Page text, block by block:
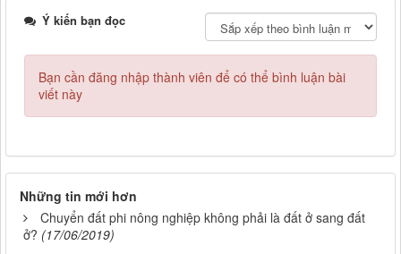
Ý kiến bạn đọc
Bạn cần đăng nhập thành viên để có thể bình luận bài
viết này
Những tin mới hơn
Chuyển đất phi nông nghiệp không phải là đất ở sang đất
ở? (17/06/2019)